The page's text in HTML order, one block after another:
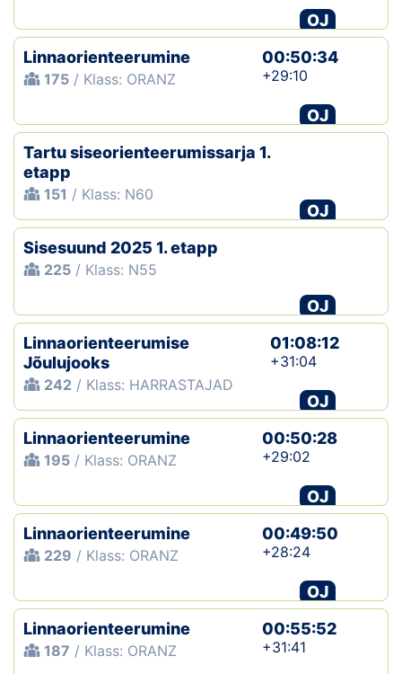
OJ
Linnaorienteerumine
175 / Klass: ORANZ
00:50:34
+29:10
OJ
Tartu siseorienteerumissarja 1.
etapp
151 / Klass: N60
OJ
Sisesuund 2025 1. etapp
225 / Klass: N55
OJ
Linnaorienteerumise
Jõulujooks
242 / Klass: HARRASTAJAD
01:08:12
+31:04
OJ
Linnaorienteerumine
195 / Klass: ORANZ
00:50:28
+29:02
OJ
Linnaorienteerumine
229 / Klass: ORANZ
00:49:50
+28:24
OJ
Linnaorienteerumine
187 / Klass: ORANZ
00:55:52
+31:41